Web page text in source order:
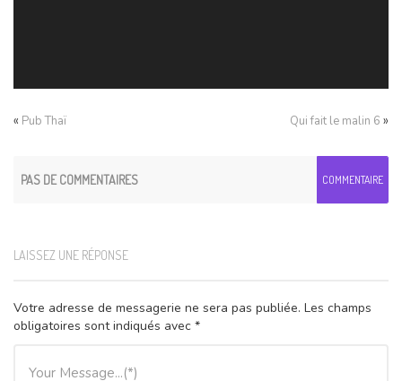
« Pub Thaï Qui fait le malin 6 »
COMMENTAIRE
PAS DE COMMENTAIRES
LAISSEZ UNE RÉPONSE
Votre adresse de messagerie ne sera pas publiée. Les champs
obligatoires sont indiqués avec *